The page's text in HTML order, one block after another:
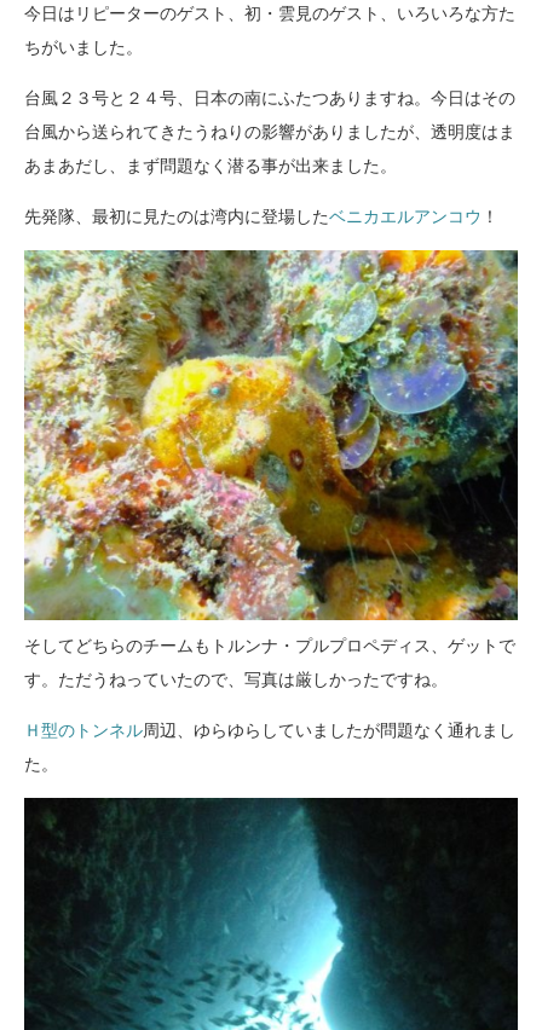
今日はリピーターのゲスト、初・雲見のゲスト、いろいろな方た
ちがいました。
台風２３号と２４号、日本の南にふたつありますね。今日はその
台風から送られてきたうねりの影響がありましたが、透明度はま
あまあだし、まず問題なく潜る事が出来ました。
先発隊、最初に見たのは湾内に登場したベニカエルアンコウ ！
そしてどちらのチームもトルンナ・プルプロペディス、ゲットで
す。ただうねっていたので、写真は厳しかったですね。
Ｈ型のトンネル周辺、ゆらゆらしていましたが問題なく通れまし
た。